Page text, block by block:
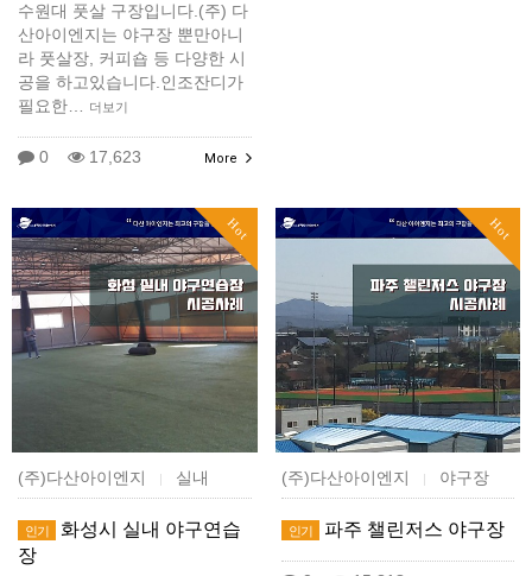
수원대 풋살 구장입니다.(주) 다
산아이엔지는 야구장 뿐만아니
라 풋살장, 커피숍 등 다양한 시
공을 하고있습니다.인조잔디가
필요한…
더보기
0 17,623 More
Hot
(주)다산아이엔지 | 실내
인기
화성시 실내 야구연습
장
Hot
(주)다산아이엔지 | 야구장
인기 파주 챌린저스 야구장